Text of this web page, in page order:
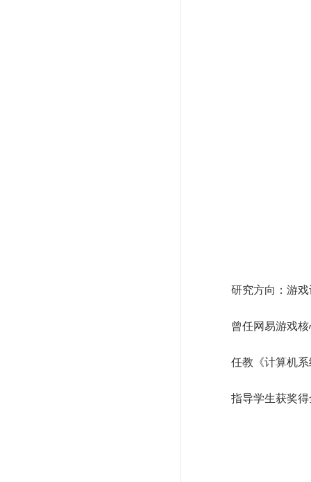
研究方向：游
曾任网易游戏
任教《计算机
指导学生获奖